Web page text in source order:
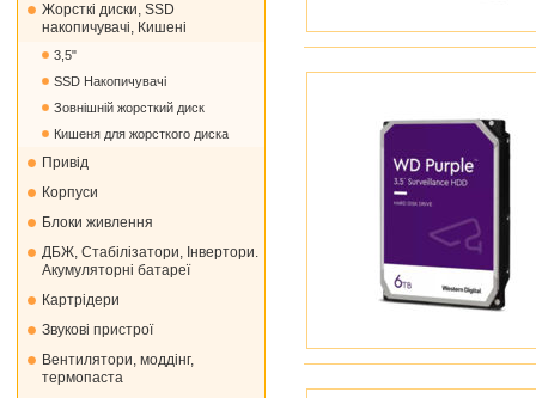
Жорсткі диски, SSD
накопичувачі, Кишені
3,5"
SSD Накопичувачі
Зовнішній жорсткий диск
Кишеня для жорсткого диска
Привід
Корпуси
Блоки живлення
ДБЖ, Стабілізатори, Інвертори.
Акумуляторні батареї
Картрідери
Звукові пристрої
Вентилятори, моддінг,
термопаста